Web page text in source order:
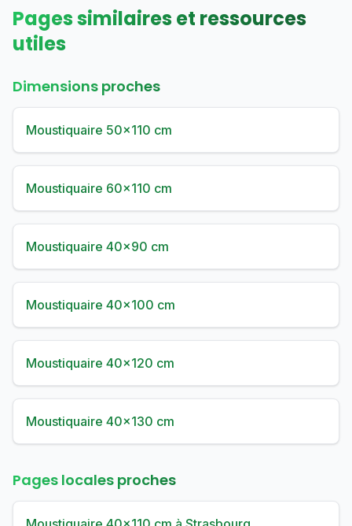
Pages similaires et ressources
utiles
Dimensions proches
Moustiquaire 50×110 cm
Moustiquaire 60×110 cm
Moustiquaire 40×90 cm
Moustiquaire 40×100 cm
Moustiquaire 40×120 cm
Moustiquaire 40×130 cm
Pages locales proches